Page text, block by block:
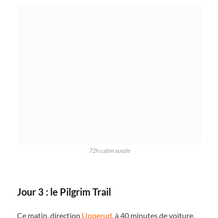
72h cabin suede
Jour 3 : le Pilgrim Trail
Ce matin, direction Upperud, à 40 minutes de voiture.